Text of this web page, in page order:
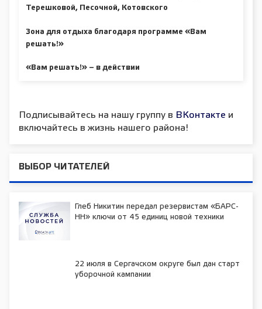
Терешковой, Песочной, Котовского
Зона для отдыха благодаря программе «Вам
решать!»
«Вам решать!» – в действии
Подписывайтесь на нашу группу в ВКонтакте и
включайтесь в жизнь нашего района!
ВЫБОР ЧИТАТЕЛЕЙ
Глеб Никитин передал резервистам «БАРС-
НН» ключи от 45 единиц новой техники
22 июля в Сергачском округе был дан старт
уборочной кампании